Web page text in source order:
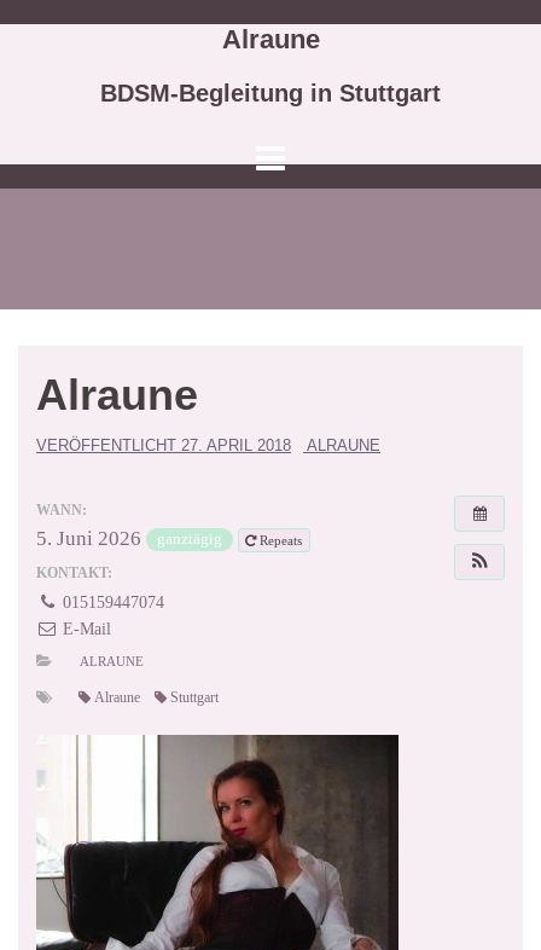
Alraune
BDSM-Begleitung in Stuttgart
Alraune
VERÖFFENTLICHT 27. APRIL 2018 ALRAUNE
WANN:
5. Juni 2026 ganztägig Repeats
KONTAKT:
015159447074
E-Mail
ALRAUNE
Alraune Stuttgart